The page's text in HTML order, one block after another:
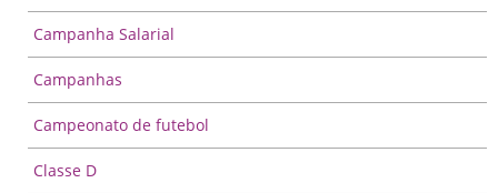
Campanha Salarial
Campanhas
Campeonato de futebol
Classe D